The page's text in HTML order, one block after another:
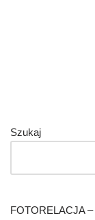
Szukaj
FOTORELACJA